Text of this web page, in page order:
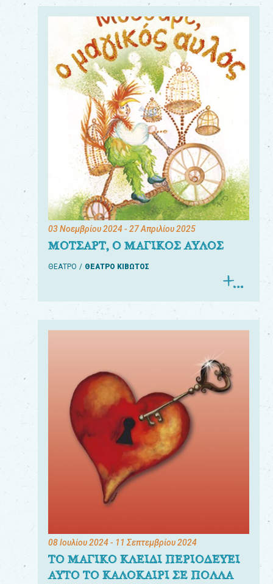
03 Νοεμβρίου 2024- 27 Απριλίου 2025
ΜΟΤΣΑΡΤ, Ο ΜΑΓΙΚΟΣ ΑΥΛΟΣ
ΘΕΑΤΡΟ ΘΕΑΤΡΟ ΚΙΒΩΤΟΣ
08 Ιουλίου 2024- 11 Σεπτεμβρίου 2024
ΤΟ ΜΑΓΙΚΟ ΚΛΕΙΔΙ ΠΕΡΙΟΔΕΥΕΙ
ΑΥΤΟ ΤΟ ΚΑΛΟΚΑΙΡΙ ΣΕ ΠΟΛΛΑ